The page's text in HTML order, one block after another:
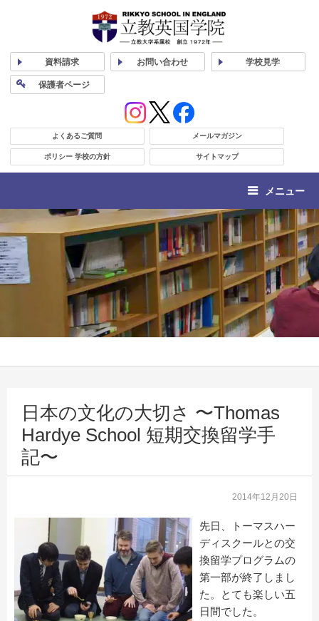
資料請求 お問い合わせ 学校見学
保護者ページ
よくあるご質問 メールマガジン
ポリシー 学校の方針 サイトマップ
メニュー
日本の文化の大切さ 〜Thomas
Hardye School 短期交換留学手
記〜
2014年12月20日
先日、トーマスハー
ディスクールとの交
換留学プログラムの
第一部が終了しまし
た。とても楽しい五
日間でした。